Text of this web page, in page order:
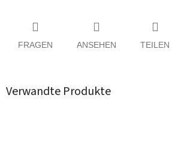
FRAGEN ANSEHEN TEILEN
Verwandte Produkte